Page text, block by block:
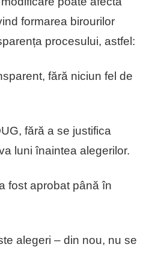
formarea birourilor
procesului, astfel:
fără niciun fel de
fără a se justifica
luni înaintea alegerilor.
fost aprobat până în
alegeri – din nou, nu se